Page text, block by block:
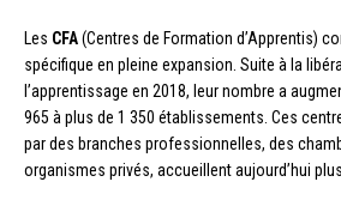
Les CFA(Centres de Formation d’Apprentis)
spécifique en pleine expansion. Suite à la
l’apprentissage en 2018, leur nombre a
965 à plus de 1 350 établissements. Ces
par des branches professionnelles, des
organismes privés, accueillent aujourd’hui